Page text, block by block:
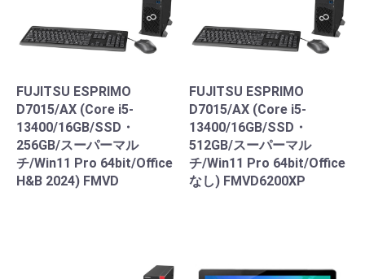
FUJITSU ESPRIMO
D7015/AX (Core i5-
13400/16GB/SSD・
256GB/スーパーマル
チ/Win11 Pro 64bit/Office
H&B 2024) FMVD
FUJITSU ESPRIMO
D7015/AX (Core i5-
13400/16GB/SSD・
512GB/スーパーマル
チ/Win11 Pro 64bit/Office
なし) FMVD6200XP